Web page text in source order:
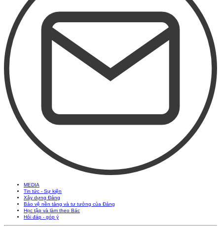
MEDIA
Tin tức - Sự kiện
Xây dựng Đảng
Bảo vệ nền tảng và tư tưởng của Đảng
Học tập và làm theo Bác
Hỏi đáp - góp ý